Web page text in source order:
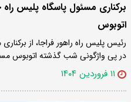
برکناری مسئول پاسگاه پلیس
اتوبوس
رئیس پلیس راه راهور فراجا، از
در پی واژگونی شب گذشته اتوبوس
۱۱ فروردین ۱۴۰۴